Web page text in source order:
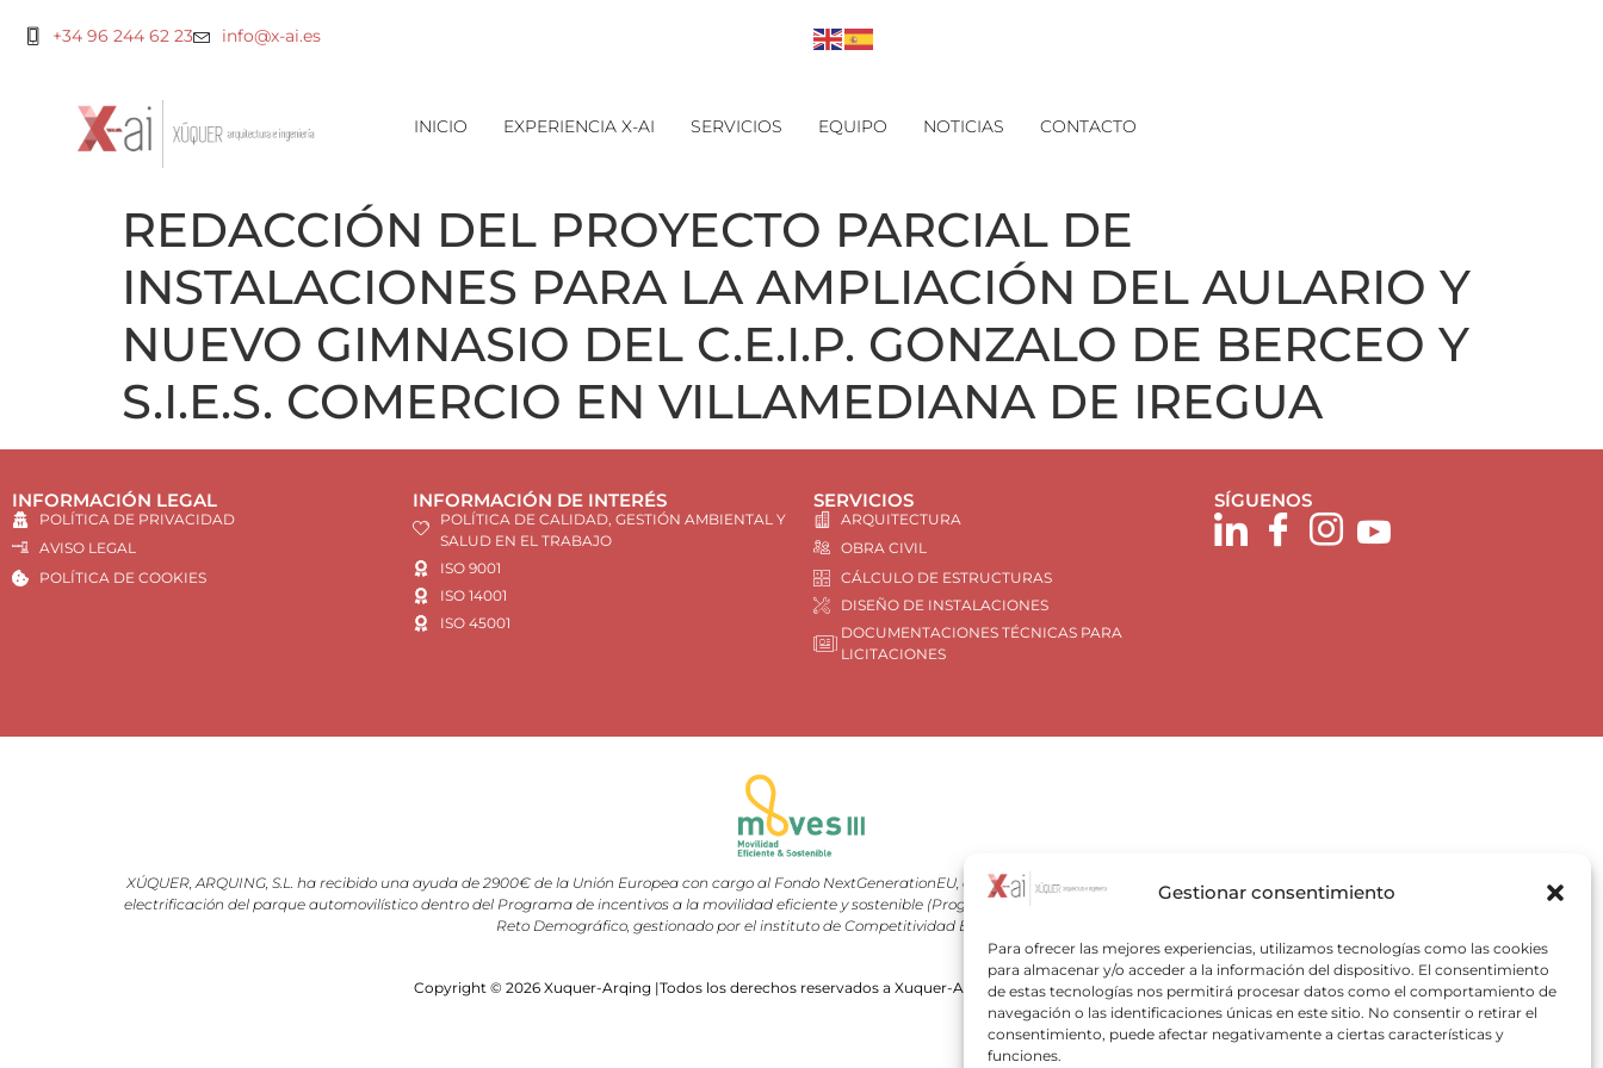
Gestionar consentimiento
Para ofrecer las mejores experiencias, utilizamos tecnologías como las cookies
para almacenar y/o acceder a la información del dispositivo. El consentimiento
de estas tecnologías nos permitirá procesar datos como el comportamiento de
navegación o las identificaciones únicas en este sitio. No consentir o retirar el
consentimiento, puede afectar negativamente a ciertas características y
funciones.
+34 96 244 62 23 info@x-ai.es
INICIO EXPERIENCIA X-AI SERVICIOS EQUIPO NOTICIAS CONTACTO
REDACCIÓN DEL PROYECTO PARCIAL DE
INSTALACIONES PARA LA AMPLIACIÓN DEL AULARIO Y
NUEVO GIMNASIO DEL C.E.I.P. GONZALO DE BERCEO Y
S.I.E.S. COMERCIO EN VILLAMEDIANA DE IREGUA
INFORMACIÓN LEGAL
POLÍTICA DE PRIVACIDAD
AVISO LEGAL
POLÍTICA DE COOKIES
INFORMACIÓN DE INTERÉS
POLÍTICA DE CALIDAD, GESTIÓN AMBIENTAL Y
SALUD EN EL TRABAJO
ISO 9001
ISO 14001
ISO 45001
SERVICIOS
ARQUITECTURA
OBRA CIVIL
CÁLCULO DE ESTRUCTURAS
DISEÑO DE INSTALACIONES
DOCUMENTACIONES TÉCNICAS PARA
LICITACIONES
SÍGUENOS
XÚQUER, ARQUING, S.L. ha recibido una ayuda de 2900€ de la Unión Europea con cargo al Fondo NextGenerationEU, en el marco del Plan de Recuperación, Trasformación y Resiliencia, para
electrificación del parque automovilístico dentro del Programa de incentivos a la movilidad eficiente y sostenible (Programa MOVES III Valencia) del Ministerio para la Transición Ecológica y el
Reto Demográfico, gestionado por el instituto de Competitividad Empresarial (IVACE).
Copyright © 2026 Xuquer-Arqing |Todos los derechos reservados a Xuquer-Arqing y sus respectivos autores.